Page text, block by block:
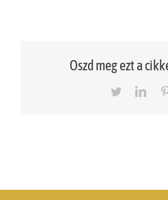
Oszd meg ezt a
Twitter